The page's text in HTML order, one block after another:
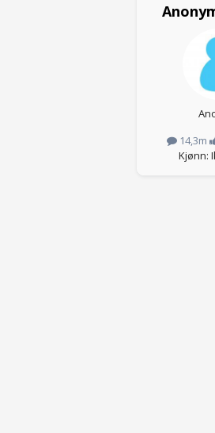
14,3m
Kjønn: